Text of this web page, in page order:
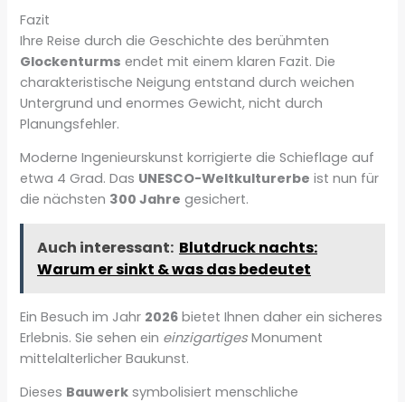
Fazit
Ihre Reise durch die Geschichte des berühmten
Glockenturms endet mit einem klaren Fazit. Die
charakteristische Neigung entstand durch weichen
Untergrund und enormes Gewicht, nicht durch
Planungsfehler.
Moderne Ingenieurskunst korrigierte die Schieflage auf
etwa 4 Grad. Das UNESCO-Weltkulturerbe ist nun für
die nächsten 300 Jahre gesichert.
Auch interessant: Blutdruck nachts:
Warum er sinkt & was das bedeutet
Ein Besuch im Jahr 2026 bietet Ihnen daher ein sicheres
Erlebnis. Sie sehen ein einzigartiges Monument
mittelalterlicher Baukunst.
Dieses Bauwerk symbolisiert menschliche